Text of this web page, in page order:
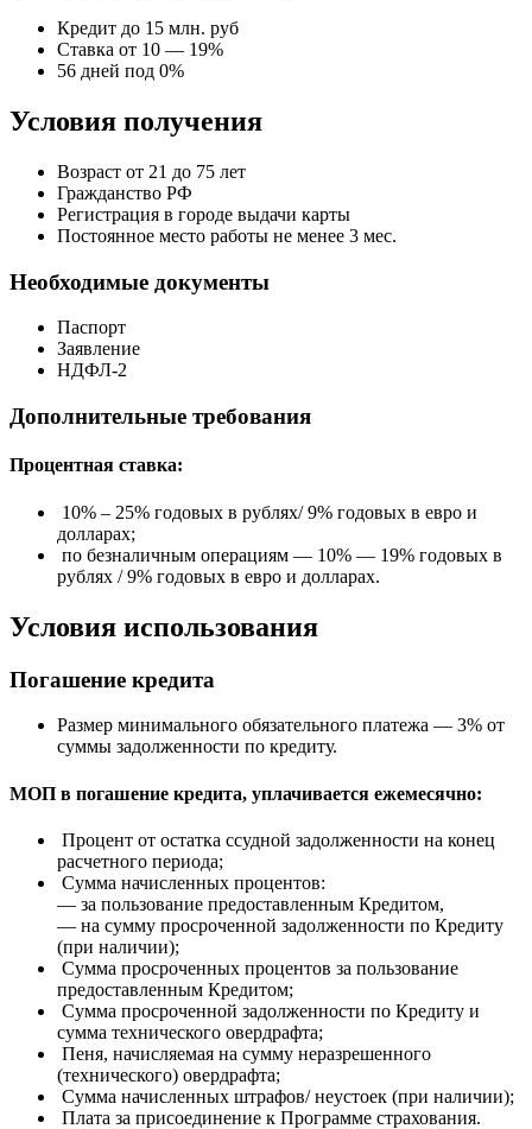
Кредит до 15 млн. руб
Ставка от 10 — 19%
56 дней под 0%
Условия получения
Возраст от 21 до 75 лет
Гражданство РФ
Регистрация в городе выдачи карты
Постоянное место работы не менее 3 мес.
Необходимые документы
Паспорт
Заявление
НДФЛ-2
Дополнительные требования
Процентная ставка:
10% – 25% годовых в рублях/ 9% годовых в евро и
долларах;
по безналичным операциям — 10% — 19% годовых в
рублях / 9% годовых в евро и долларах.
Условия использования
Погашение кредита
Размер минимального обязательного платежа — 3% от
суммы задолженности по кредиту.
МОП в погашение кредита, уплачивается ежемесячно:
Процент от остатка ссудной задолженности на конец
расчетного периода;
Сумма начисленных процентов:
— за пользование предоставленным Кредитом,
— на сумму просроченной задолженности по Кредиту
(при наличии);
Сумма просроченных процентов за пользование
предоставленным Кредитом;
Сумма просроченной задолженности по Кредиту и
сумма технического овердрафта;
Пеня, начисляемая на сумму неразрешенного
(технического) овердрафта;
Сумма начисленных штрафов/ неустоек (при наличии);
Плата за присоединение к Программе страхования.